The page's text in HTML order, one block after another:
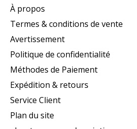
À propos
Termes & conditions de vente
Avertissement
Politique de confidentialité
Méthodes de Paiement
Expédition & retours
Service Client
Plan du site